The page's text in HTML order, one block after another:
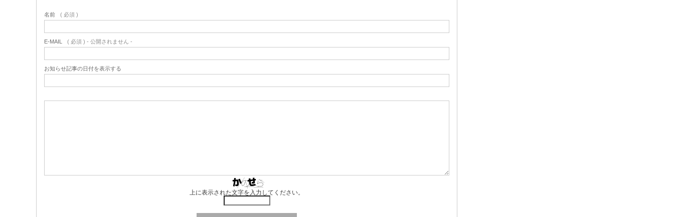
名前 ( 必須 )
E-MAIL ( 必須 ) - 公開されません -
お知らせ記事の日付を表示する
上に表示された文字を入力してください。